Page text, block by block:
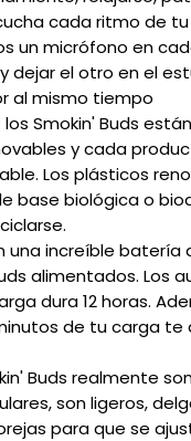
cada ritmo de
un micrófono en
dejar el otro en el
al mismo tiempo
Smokin' Buds
y cada
Los plásticos
base biológica o
una increíble batería
alimentados. Los
dura 12 horas.
de tu carga te
Buds realmente
son ligeros,
para que se